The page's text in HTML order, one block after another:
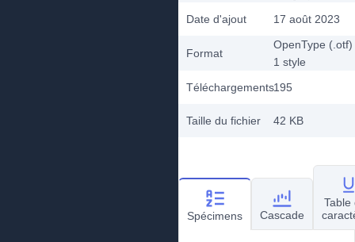
Date d'ajout
17 août 2023
Format
OpenType (.otf)
1 style
Téléchargements195
Taille du fichier 42 KB
Spécimens Cascade
Table